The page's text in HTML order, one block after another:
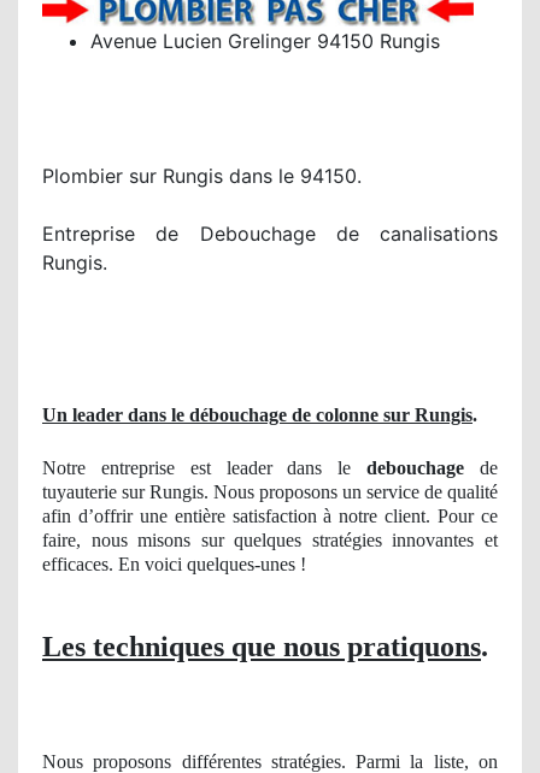
Avenue Lucien Grelinger 94150 Rungis
Plombier sur Rungis dans le 94150.
Entreprise de Debouchage de canalisations
Rungis.
Un leader dans le débouchage de colonne sur Rungis.
Notre entreprise est leader dans ledebouchage de
tuyauterie sur Rungis. Nous proposons un service de qualité
afin d’offrir une entière satisfaction à notre client. Pour ce
faire, nous misons sur quelques stratégies innovantes et
efficaces. En voici quelques-unes !
Les techniques que nous pratiquons.
Nous proposons différentes stratégies. Parmi la liste, on